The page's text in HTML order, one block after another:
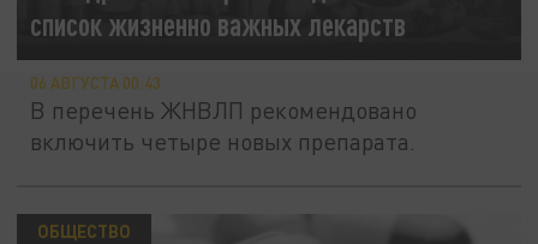
список жизненно важных лекарств
06 АВГУСТА 00:43
В перечень ЖНВЛП рекомендовано
включить четыре новых препарата.
ОБЩЕСТВО